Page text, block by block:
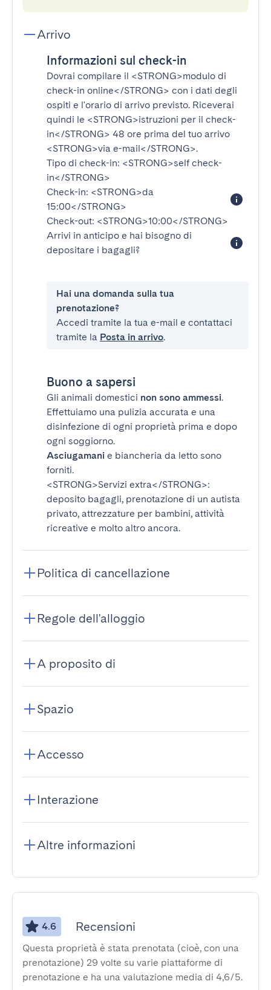
Arrivo
Informazioni sul check-in
Dovrai compilare il <STRONG>modulo di
check-in online</STRONG> con i dati degli
ospiti e l'orario di arrivo previsto. Riceverai
quindi le <STRONG>istruzioni per il check-
in</STRONG> 48 ore prima del tuo arrivo
<STRONG>via e-mail</STRONG>.
Tipo di check-in: <STRONG>self check-
in</STRONG>
Check-in: <STRONG>da
15:00</STRONG>
Check-out: <STRONG>10:00</STRONG>
Arrivi in anticipo e hai bisogno di
depositare i bagagli?
Hai una domanda sulla tua
prenotazione?
Accedi tramite la tua e-mail e contattaci
tramite la Posta in arrivo.
Buono a sapersi
Gli animali domestici non sono ammessi.
Effettuiamo una pulizia accurata e una
disinfezione di ogni proprietà prima e dopo
ogni soggiorno.
Asciugamani e biancheria da letto sono
forniti.
<STRONG>Servizi extra</STRONG>:
deposito bagagli, prenotazione di un autista
privato, attrezzature per bambini, attività
ricreative e molto altro ancora.
Politica di cancellazione
Regole dell'alloggio
A proposito di
Spazio
Accesso
Interazione
Altre informazioni
4.6 Recensioni
Questa proprietà è stata prenotata (cioè, con una
prenotazione) 29 volte su varie piattaforme di
prenotazione e ha una valutazione media di 4,6/5.